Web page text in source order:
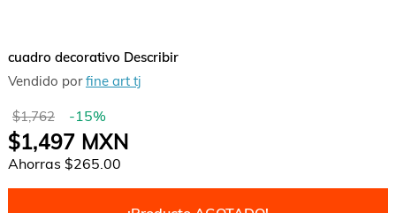
cuadro decorativo Describir
Vendido porfine art tj
$1,762 -15%
$1,497MXN
Ahorras $265.00